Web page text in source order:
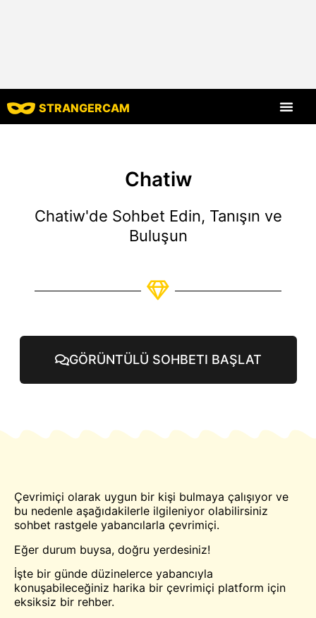
STRANGERCAM
Chatiw
Chatiw'de Sohbet Edin, Tanışın ve
Buluşun
GÖRÜNTÜLÜ SOHBETI BAŞLAT
Çevrimiçi olarak uygun bir kişi bulmaya çalışıyor ve
bu nedenle aşağıdakilerle ilgileniyor olabilirsiniz
sohbet rastgele yabancılarla çevrimiçi.
Eğer durum buysa, doğru yerdesiniz!
İşte bir günde düzinelerce yabancıyla
konuşabileceğiniz harika bir çevrimiçi platform için
eksiksiz bir rehber.